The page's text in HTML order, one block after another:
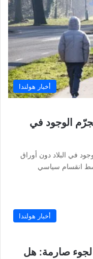
أخبار هولندا
الوجود في
في البلاد دون أوراق
وسط انقسام سياسي
أخبار هولندا
لجوء صارمة: هل